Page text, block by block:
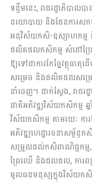
ទន្ទឹមនេះ, រាជរដ្ឋាភិបា
នយោបាយ និងផែនការសក
អនុវិស័យកសិ-ឧស្សាហកម្ម
ផលិតផលកសិកម្ម សំដៅប្រែក្
ឱ្យទៅជាការកែច្នៃវត្ថុធ
សម្រេច និងផលិតផលសម្រេ
នាំចេញ។ ជាក់ស្តែង, រា
ជាតិអភិវឌ្ឍវិស័យកសិកម្ម
វិស័យកសិកម្ម តាមរយៈ ការ
អភិវឌ្ឍហេដ្ឋារចនាសម្ព័ន្
សម្រួលដល់កសិពាណិជ្ជកម្ម,
ព្រៃឈើ និងជលផល, ការព
មូលធនមនុស្សក្នុងវិស័យកសិ